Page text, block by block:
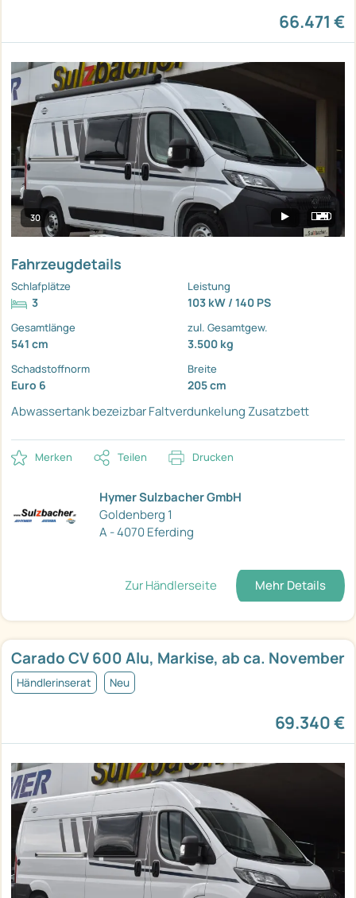
66.471 €
30
Fahrzeugdetails
Schlafplätze
3
Leistung
103 kW / 140 PS
Gesamtlänge
541 cm
zul. Gesamtgew.
3.500 kg
Schadstoffnorm
Euro 6
Breite
205 cm
Abwassertank bezeizbarFaltverdunkelung Zusatzbett
Merken Teilen Drucken
Hymer Sulzbacher GmbH
Goldenberg 1
A - 4070 Eferding
Zur Händlerseite Mehr Details
Carado CV 600 Alu, Markise, ab ca. November
Händlerinserat Neu
69.340 €